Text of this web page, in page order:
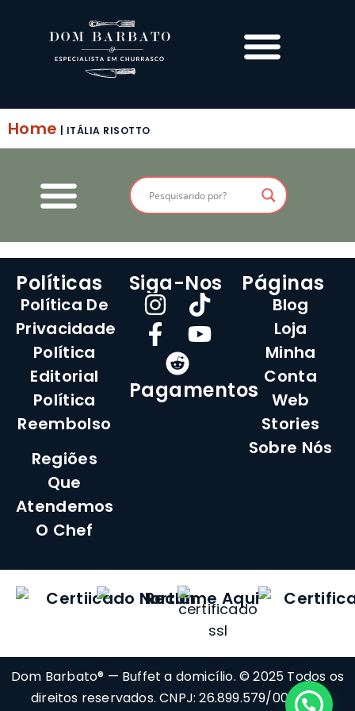
Home ITÁLIA RISOTTO
Políticas
Política De
Privacidade
Política
Editorial
Política
Reembolso
Regiões
Que
Atendemos
O Chef
Siga-Nos
Pagamentos
Páginas
Blog
Loja
Minha
Conta
Web
Stories
Sobre Nós
Dom Barbato® — Buffet a domicílio. © 2025 Todos os
direitos reservados. CNPJ: 26.899.579/0001-60